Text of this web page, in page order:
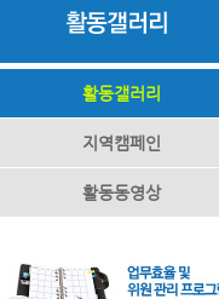
활동갤러리
지역캠페인
활동동영상